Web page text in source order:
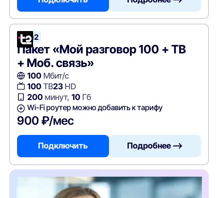
Tele2
Пакет «Мой разговор 100 + ТВ
+ Моб. связь»
100Мбит/с
100ТВ23HD
200минут, 10Гб
Wi-Fi роутер можно добавить к тарифу
900 ₽/мес
Подключить Подробнее —>